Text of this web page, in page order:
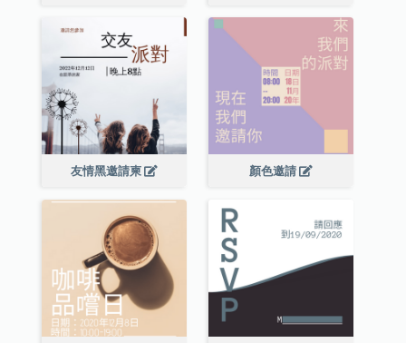
友情黑邀請柬 顏色邀請